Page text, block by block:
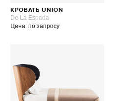
КРОВАТЬ UNION
De La Espada
Цена: по запросу